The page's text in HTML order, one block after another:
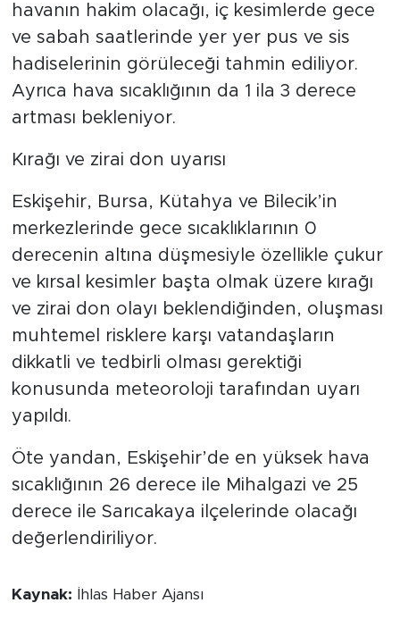
havanın hakim olacağı, iç kesimlerde gece
ve sabah saatlerinde yer yer pus ve sis
hadiselerinin görüleceği tahmin ediliyor.
Ayrıca hava sıcaklığının da 1 ila 3 derece
artması bekleniyor.
Kırağı ve zirai don uyarısı
Eskişehir, Bursa, Kütahya ve Bilecik’in
merkezlerinde gece sıcaklıklarının 0
derecenin altına düşmesiyle özellikle çukur
ve kırsal kesimler başta olmak üzere kırağı
ve zirai don olayı beklendiğinden, oluşması
muhtemel risklere karşı vatandaşların
dikkatli ve tedbirli olması gerektiği
konusunda meteoroloji tarafından uyarı
yapıldı.
Öte yandan, Eskişehir’de en yüksek hava
sıcaklığının 26 derece ile Mihalgazi ve 25
derece ile Sarıcakaya ilçelerinde olacağı
değerlendiriliyor.
Kaynak: İhlas Haber Ajansı